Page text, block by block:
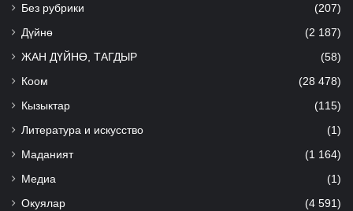
Без рубрики (207)
Дүйнө (2 187)
ЖАН ДҮЙНӨ, ТАГДЫР (58)
Коом (28 478)
Кызыктар (115)
Литература и искусство (1)
Маданият (1 164)
Медиа (1)
Окуялар (4 591)